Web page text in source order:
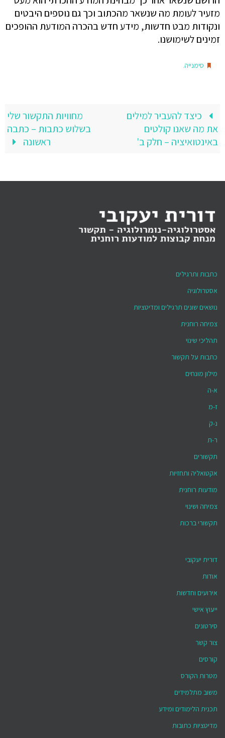
מזעיר לעומת מה שנשאר מהכתוב וכך גם נוספים היבטים
ונקודות מבט חדשות, מידע חדש בהכרה המודעת ההופכים
זמינים לשימושנו.
סימנייה.
כיצד להעביר למילים
את מה שאנו קולטים
באינטואיציה – חלק ב'
מחוויות התקשור שלי
בשלוש כתבות – כתבה
ראשונה
כתבות ותרגילים
אסטרולוגיה
נושאים שונים תרגילים ומדיטציות
צמיחה רוחנית
תהליכי שינוי
כתבות על תקשור
מילון מונחים
א-ה
ז-מ
נ-ק
ר-ת
תקשורים
אקטואליה ותחזיות
מודעות רוחנית
צמיחה ושינוי
תקשורי ברכות
דורית יעקובי
אודות
אירועים וחדשות
ייעוץ אישי
סירטונים
צור קשר
קורסים
מטרות הקורס
משוב מתלמידים
תכנית הלימודים ומידע
מדיטציות כתובות